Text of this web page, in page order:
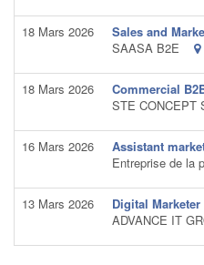
18 Mars 2026
Sales and
SAASA B2E
18 Mars 2026
Commercial
STE
16 Mars 2026
Assistant
Entreprise de la
13 Mars 2026
Digital Marketer
ADVANCE IT